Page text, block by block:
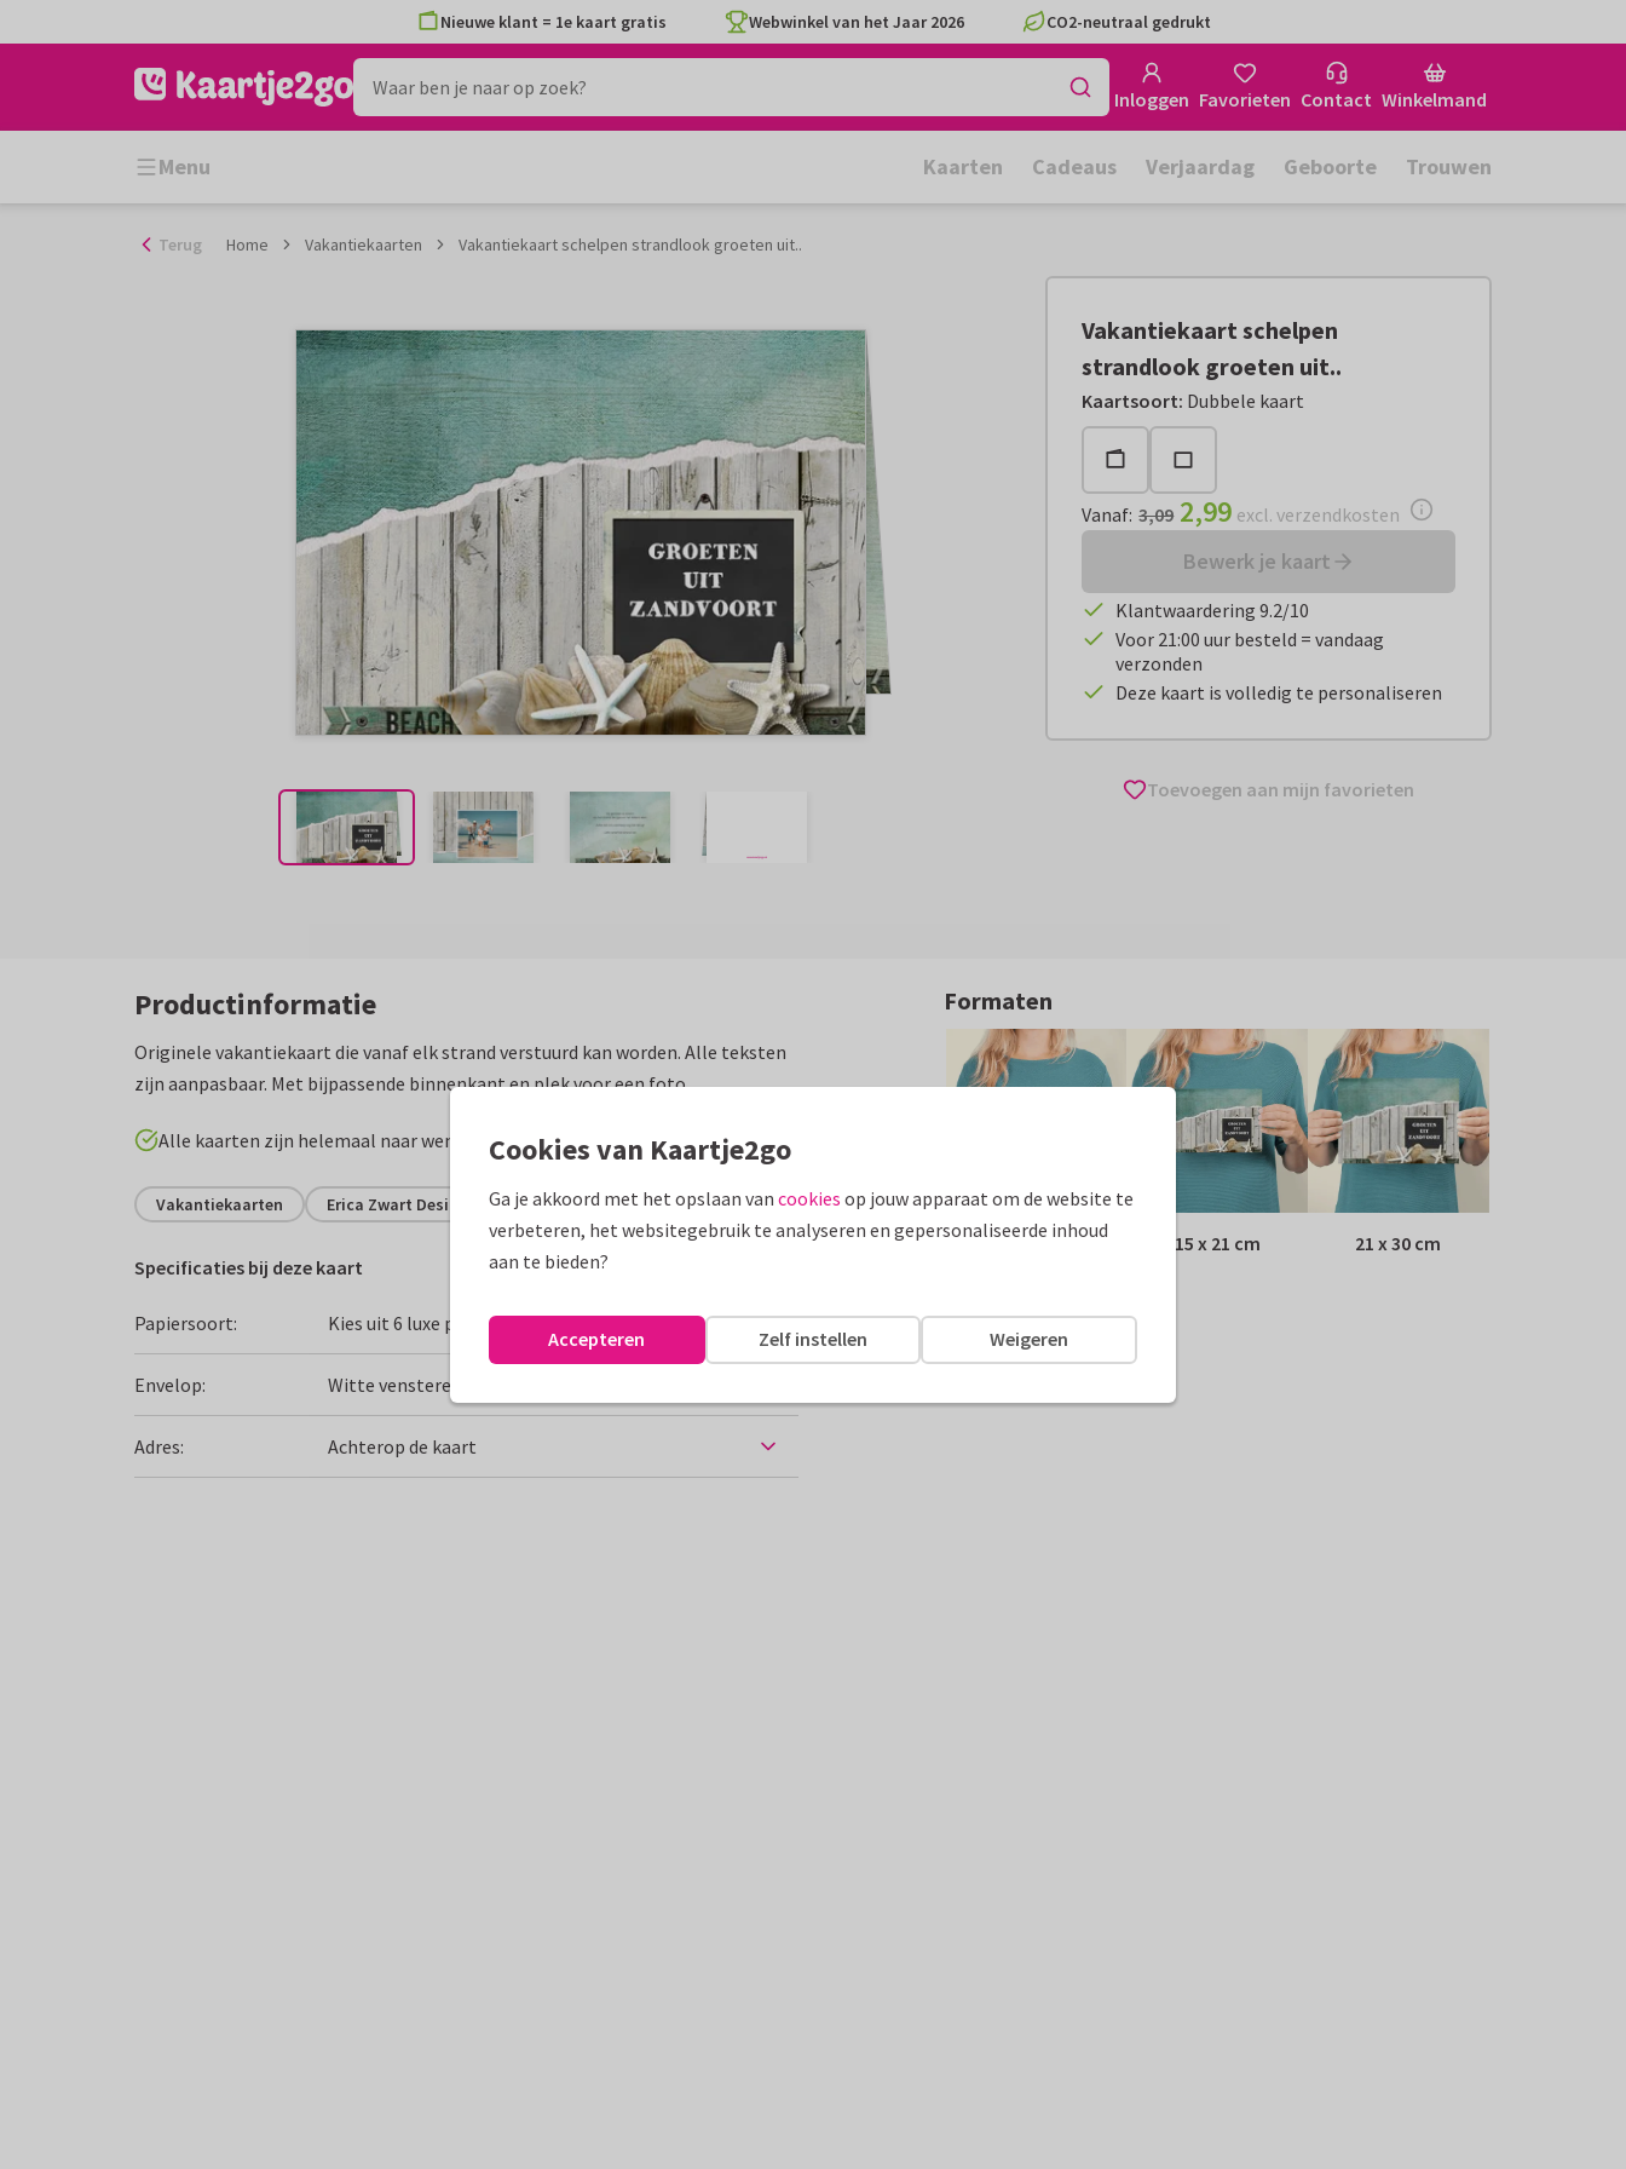
naar
Nieuwe klant = 1e kaart gratis Webwinkel van het Jaar 2026 CO2-neutraal gedrukt
Inloggen Favorieten Contact Winkelmand
Menu Kaarten Cadeaus Verjaardag Geboorte Trouwen
Terug Home Vakantiekaarten Vakantiekaart schelpen strandlook groeten uit..
Vakantiekaart schelpen
strandlook groeten uit..
Kaartsoort: Dubbele kaart
Vanaf:€ 2,99 excl. verzendkosten
Vanaf: 3,09 2,99 excl. verzendkosten
Bewerk je kaart
Klantwaardering 9.2/10
Voor 21:00 uur besteld = vandaag
verzonden
Deze kaart is volledig te personaliseren
Toevoegen aan mijn favorieten
Productinformatie
Originele vakantiekaart die vanaf elk strand verstuurd kan worden. Alle teksten
zijn aanpasbaar. Met bijpassende binnenkant en plek voor een foto.
Alle kaarten zijn helemaal naar wens aan te passen
Vakantiekaarten Erica Zwart Designz Nederland
Specificaties bij deze kaart
Papiersoort: Kies uit 6 luxe papiersoorten
Envelop: Witte vensterenvelop
Adres: Achterop de kaart
Formaten
10 x 15 cm 15 x 21 cm 21 x 30 cm
Cookies van Kaartje2go
Ga je akkoord met het opslaan van cookies op jouw apparaat om de website te
verbeteren, het websitegebruik te analyseren en gepersonaliseerde inhoud
aan te bieden?
Weigeren
Zelf instellen
Accepteren